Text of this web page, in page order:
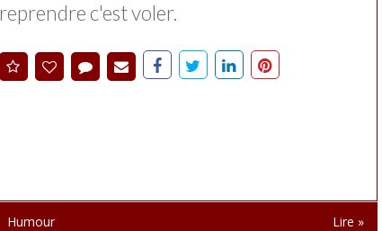
reprendre c'est voler.
Humour Lire »